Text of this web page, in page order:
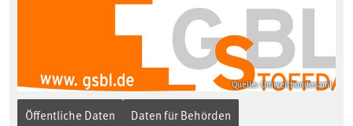
Quelle: Umweltbundesamt
Öffentliche Daten Daten für Behörden